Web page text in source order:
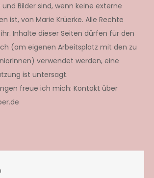
Bilder sind, wenn keine externe
ist, von Marie Krüerke. Alle Rechte
Inhalte dieser Seiten dürfen für den
(am eigenen Arbeitsplatz mit den zu
verwendet werden, eine
ist untersagt.
freue ich mich: Kontakt über